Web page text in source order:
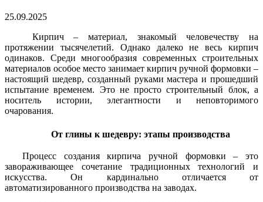
25.09.2025
Кирпич – материал, знакомый человечеству на
протяжении тысячелетий. Однако далеко не весь кирпич
одинаков. Среди многообразия современных строительных
материалов особое место занимает кирпич ручной формовки –
настоящий шедевр, созданный руками мастера и прошедший
испытание временем. Это не просто строительный блок, а
носитель истории, элегантности и неповторимого
очарования.
От глины к шедевру: этапы производства
Процесс создания кирпича ручной формовки – это
завораживающее сочетание традиционных технологий и
искусства. Он кардинально отличается от
автоматизированного производства на заводах.